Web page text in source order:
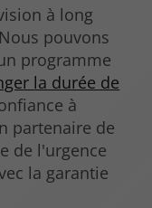
à long
pouvons
programme
la durée de
à
partenaire de
de l'urgence
la garantie